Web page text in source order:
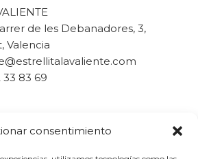
consentimiento
de les Debanadores, 3,
Valencia
33 83 69